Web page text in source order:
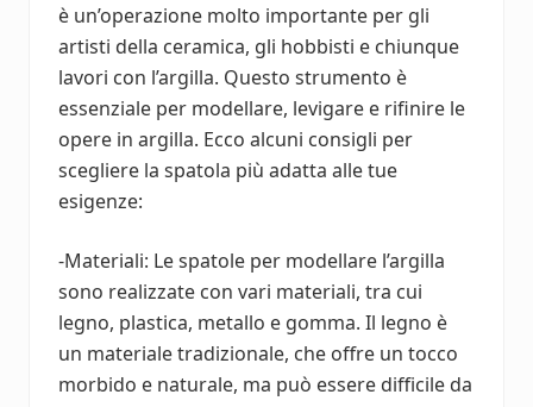
è un’operazione molto importante per gli
artisti della ceramica, gli hobbisti e chiunque
lavori con l’argilla. Questo strumento è
essenziale per modellare, levigare e rifinire le
opere in argilla. Ecco alcuni consigli per
scegliere la spatola più adatta alle tue
esigenze:
-Materiali: Le spatole per modellare l’argilla
sono realizzate con vari materiali, tra cui
legno, plastica, metallo e gomma. Il legno è
un materiale tradizionale, che offre un tocco
morbido e naturale, ma può essere difficile da